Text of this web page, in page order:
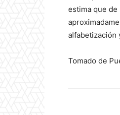
estima que
alfabetización
Tomado de